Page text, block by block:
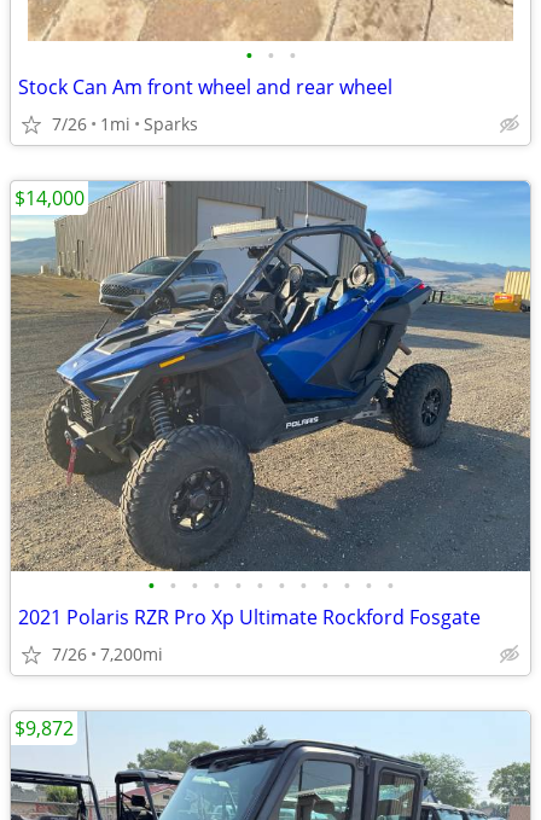
• • •
Stock Can Am front wheel and rear wheel
7/26 1mi Sparks
• • • • • • • • • • • •
2021 Polaris RZR Pro Xp Ultimate Rockford Fosgate
7/26 7,200mi
$14,000
$9,872